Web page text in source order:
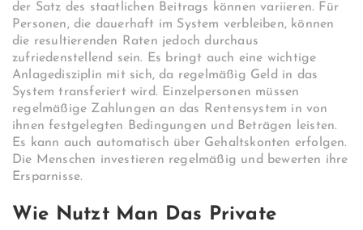
der Satz des staatlichen Beitrags können variieren. Für
Personen, die dauerhaft im System verbleiben, können
die resultierenden Raten jedoch durchaus
zufriedenstellend sein. Es bringt auch eine wichtige
Anlagedisziplin mit sich, da regelmäßig Geld in das
System transferiert wird. Einzelpersonen müssen
regelmäßige Zahlungen an das Rentensystem in von
ihnen festgelegten Bedingungen und Beträgen leisten.
Es kann auch automatisch über Gehaltskonten erfolgen.
Die Menschen investieren regelmäßig und bewerten ihre
Ersparnisse.
Wie Nutzt Man Das Private